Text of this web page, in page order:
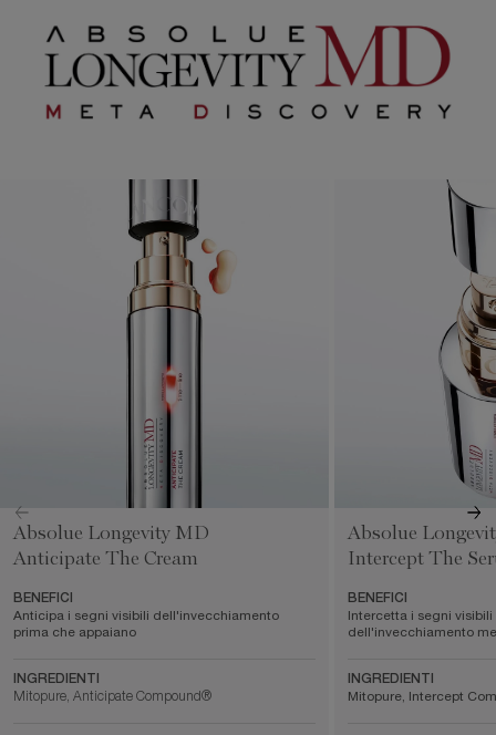
Absolue Longevity MD
Anticipate The Cream
BENEFICI
Anticipa i segni visibili dell'invecchiamento
prima che appaiano
INGREDIENTI
Mitopure, Anticipate Compound®
Absolue
Intercept The
BENEFICI
Intercetta i segni visibili
dell'invecchiamento
INGREDIENTI
Mitopure, Intercept